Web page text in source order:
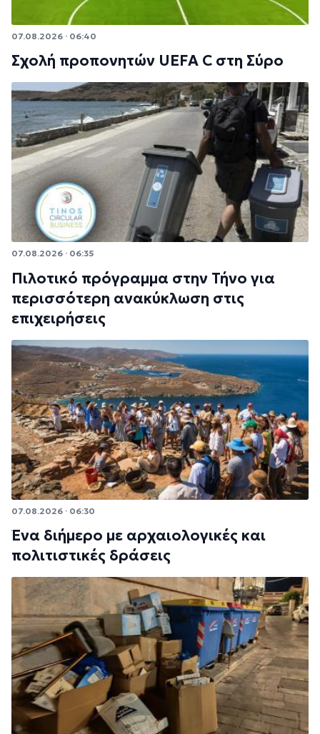
07.08.2026 · 06:40
Σχολή προπονητών UEFA C στη Σύρο
07.08.2026 · 06:35
Πιλοτικό πρόγραμμα στην Τήνο για
περισσότερη ανακύκλωση στις
επιχειρήσεις
07.08.2026 · 06:30
Ένα διήμερο με αρχαιολογικές και
πολιτιστικές δράσεις